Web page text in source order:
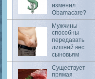
изменил
Obamacare?
Мужчины
способны
передавать
лишний вес
сыновьям
Существует
прямая